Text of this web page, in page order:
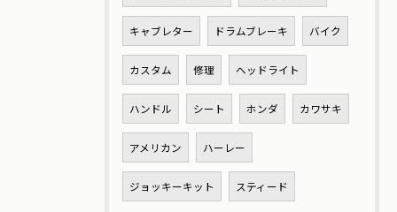
キャブレター ドラムブレーキ バイク
カスタム 修理 ヘッドライト
ハンドル シート ホンダ カワサキ
アメリカン ハーレー
ジョッキーキット スティード